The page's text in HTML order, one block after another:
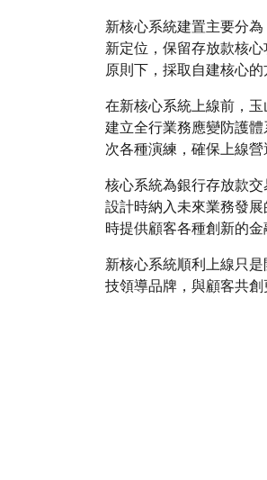
新核心系統建置主要分
新定位，保留存放款核
原則下，採取自建核心
在新核心系統上線前，
建立全行業務應變防護
次各種演練，確保上線營
核心系統為銀行存放款
設計時納入未來業務發
時提供顧客各種創新的金
新核心系統順利上線只
技領導品牌，與顧客共創